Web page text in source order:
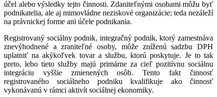
účel alebo výsledky tejto činnosti. Zdaniteľnými osobami môžu byť
podnikatelia, ale aj mimovládne neziskové organizácie; teda nezáleží
na právnickej forme ani účele podnikania.
Registrovaný sociálny podnik, integračný podnik, ktorý zamestnáva
znevýhodnené a zraniteľné osoby, môže zníženú sadzbu DPH
uplatniť na akýkoľvek tovar a službu, ktorú poskytuje. Je to tak
preto, lebo tieto služby majú primárne za cieľ pozitívnu sociálnu
integráciu vyššie zmienených osôb. Tento fakt činnosť
registrovaného sociálneho podniku kvalifikuje ako činnosť
vykonávanú v rámci aktivít sociálnej ekonomiky.